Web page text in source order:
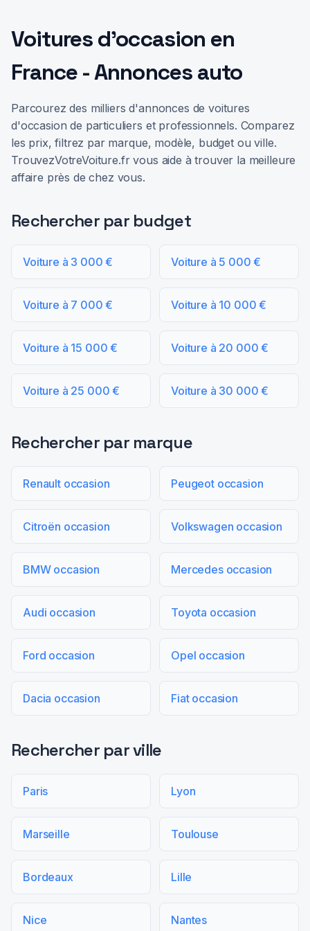
Voitures d'occasion en
France - Annonces auto
Parcourez des milliers d'annonces de voitures
d'occasion de particuliers et professionnels. Comparez
les prix, filtrez par marque, modèle, budget ou ville.
TrouvezVotreVoiture.fr vous aide à trouver la meilleure
affaire près de chez vous.
Rechercher par budget
Voiture à 3 000 € Voiture à 5 000 €
Voiture à 7 000 € Voiture à 10 000 €
Voiture à 15 000 € Voiture à 20 000 €
Voiture à 25 000 € Voiture à 30 000 €
Rechercher par marque
Renault occasion Peugeot occasion
Citroën occasion Volkswagen occasion
BMW occasion Mercedes occasion
Audi occasion Toyota occasion
Ford occasion Opel occasion
Dacia occasion Fiat occasion
Rechercher par ville
Paris Lyon
Marseille Toulouse
Bordeaux Lille
Nice Nantes